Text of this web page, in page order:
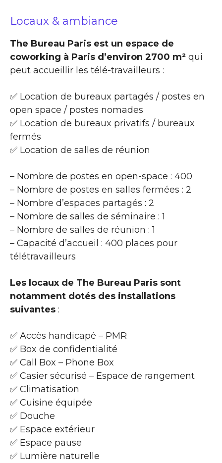
Locaux & ambiance
The Bureau Paris est un espace de
coworking à Paris d’environ 2700 m² qui
peut accueillir les télé-travailleurs :
✅ Location de bureaux partagés / postes en
open space / postes nomades
✅ Location de bureaux privatifs / bureaux
fermés
✅ Location de salles de réunion
– Nombre de postes en open-space : 400
– Nombre de postes en salles fermées : 2
– Nombre d’espaces partagés : 2
– Nombre de salles de séminaire : 1
– Nombre de salles de réunion : 1
– Capacité d’accueil : 400 places pour
télétravailleurs
Les locaux de The Bureau Paris sont
notamment dotés des installations
suivantes :
✅ Accès handicapé – PMR
✅ Box de confidentialité
✅ Call Box – Phone Box
✅ Casier sécurisé – Espace de rangement
✅ Climatisation
✅ Cuisine équipée
✅ Douche
✅ Espace extérieur
✅ Espace pause
✅ Lumière naturelle